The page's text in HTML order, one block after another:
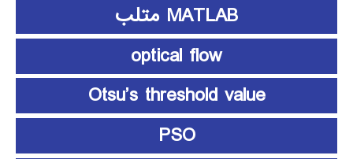
MATLAB متلب
optical flow
Otsu’s threshold value
PSO